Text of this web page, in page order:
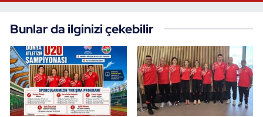
Bunlar da ilginizi çekebilir